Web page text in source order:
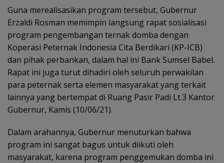
Guna merealisasikan program tersebut, Gubernur
Erzaldi Rosman memimpin langsung rapat sosialisasi
program pengembangan ternak domba dengan
Koperasi Peternak Indonesia Cita Berdikari (KP-ICB)
dan pihak perbankan, dalam hal ini Bank Sumsel Babel.
Rapat ini juga turut dihadiri oleh seluruh perwakilan
para peternak serta elemen masyarakat yang terkait
lainnya yang bertempat di Ruang Pasir Padi Lt.3 Kantor
Gubernur, Kamis (10/06/21).
Dalam arahannya, Gubernur menuturkan bahwa
program ini sangat bagus untuk diikuti oleh
masyarakat, karena program penggemukan domba ini